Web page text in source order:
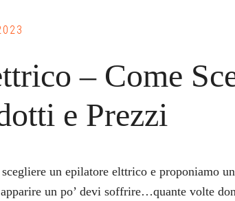
– Come
e Prezzi
un epilatore elttrico e proponiamo
un po’ devi soffrire…quante volte